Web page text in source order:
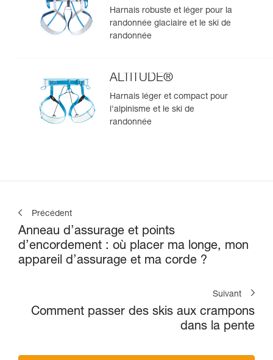
Harnais robuste et léger pour la
randonnée glaciaire et le ski de
randonnée
ALTITUDE®
Harnais léger et compact pour
l'alpinisme et le ski de
randonnée
Précédent
Anneau d’assurage et points
d’encordement : où placer ma longe, mon
appareil d’assurage et ma corde ?
Suivant
Comment passer des skis aux crampons
dans la pente